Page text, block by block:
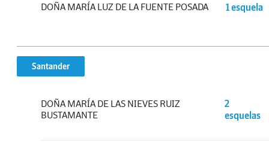
DOÑA MARÍA LUZ DE LA FUENTE POSADA 1 esquela
Santander
DOÑA MARÍA DE LAS NIEVES RUIZ
BUSTAMANTE
2
esquelas